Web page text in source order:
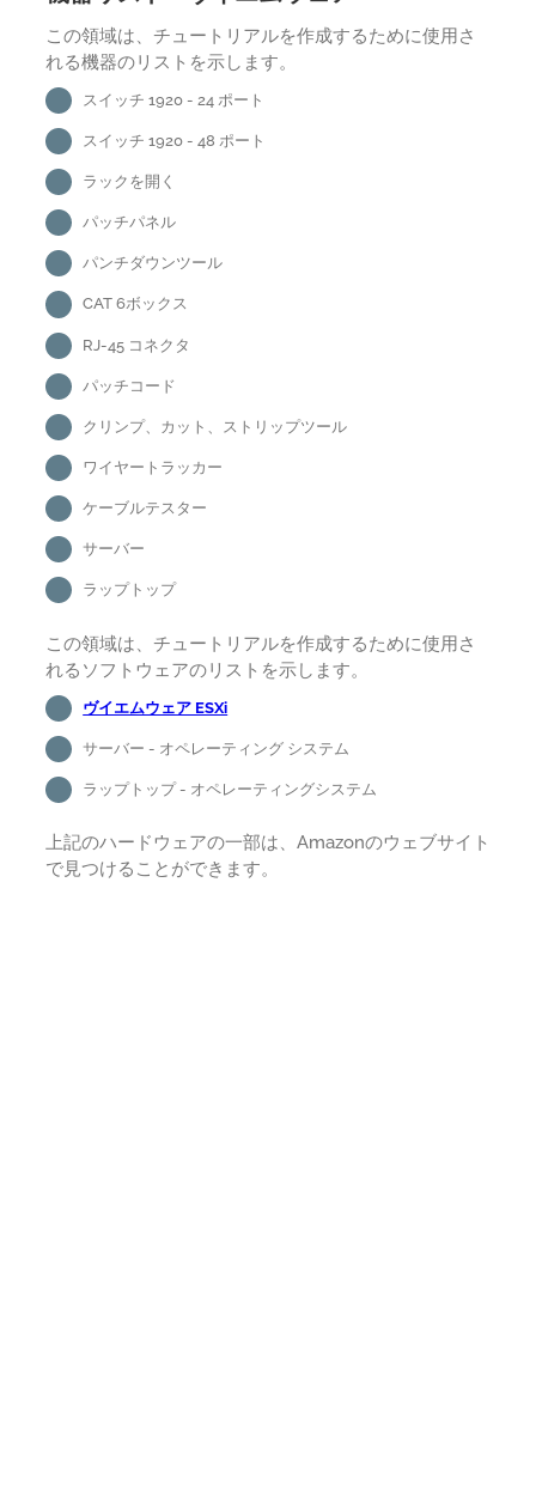
この領域は、チュートリアルを作成するために使用さ
れる機器のリストを示します。
スイッチ 1920 - 24 ポート
スイッチ 1920 - 48 ポート
ラックを開く
パッチパネル
パンチダウンツール
CAT 6ボックス
RJ-45 コネクタ
パッチコード
クリンプ、カット、ストリップツール
ワイヤートラッカー
ケーブルテスター
サーバー
ラップトップ
この領域は、チュートリアルを作成するために使用さ
れるソフトウェアのリストを示します。
ヴイエムウェア ESXi
サーバー - オペレーティング システム
ラップトップ - オペレーティングシステム
上記のハードウェアの一部は、Amazonのウェブサイト
で見つけることができます。